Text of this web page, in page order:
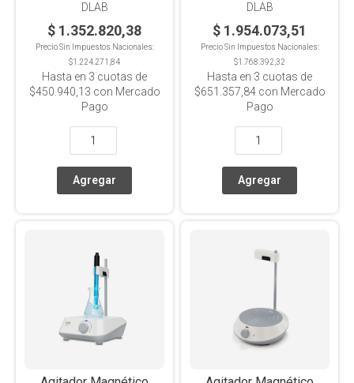
DLAB
$ 1.352.820,38
Precio Sin Impuestos Nacionales:
$1.224.271,84
Hasta en 3 cuotas de
$450.940,13 con Mercado
Pago
DLAB
$ 1.954.073,51
Precio Sin Impuestos Nacionales:
$1.768.392,32
Hasta en 3 cuotas de
$651.357,84con Mercado
Pago